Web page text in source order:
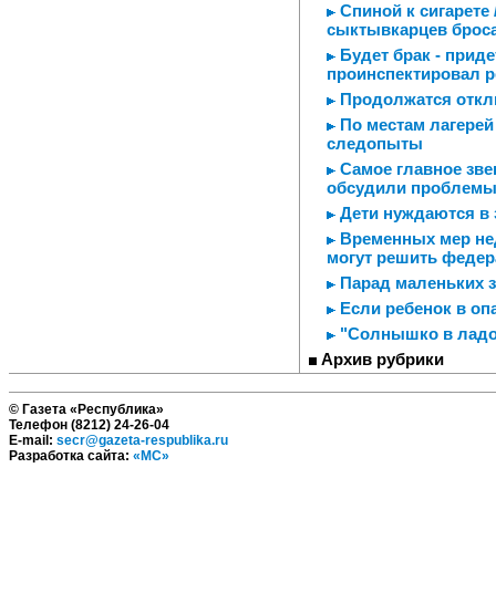
Спиной к
сыктывкарцев
Будет брак -
проинспектировал
Продолжатся
По местам
следопыты
Самое главное
обсудили
Дети нуждаются в
Временных мер
могут решить
Парад маленьких
Если ребенок в
"Солнышко в
Архив рубрики
© Газета «Республика»
Телефон (8212) 24-26-04
E-mail: secr@gazeta-respublika.ru
Разработка сайта: «МС»